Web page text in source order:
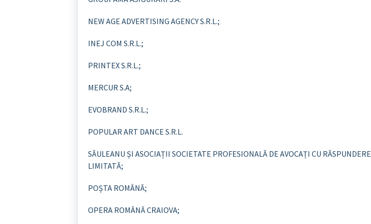
NEW AGE ADVERTISING AGENCY S.R.L.;
INEJ COM S.R.L.;
PRINTEX S.R.L.;
MERCUR S.A;
EVOBRAND S.R.L.;
POPULAR ART DANCE S.R.L.
SĂULEANU ȘI ASOCIAȚII SOCIETATE PROFESIONALĂ DE AVOCAȚI CU RĂSPUNDERE
LIMITATĂ;
POȘTA ROMÂNĂ;
OPERA ROMÂNĂ CRAIOVA;